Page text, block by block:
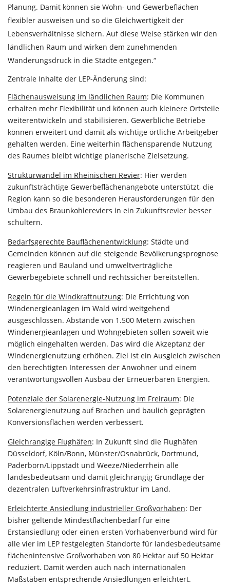
Planung. Damit können sie Wohn- und Gewerbeflächen
flexibler ausweisen und so die Gleichwertigkeit der
Lebensverhältnisse sichern. Auf diese Weise stärken wir den
ländlichen Raum und wirken dem zunehmenden
Wanderungsdruck in die Städte entgegen.“
Zentrale Inhalte der LEP-Änderung sind:
Flächenausweisung im ländlichen Raum: Die Kommunen
erhalten mehr Flexibilität und können auch kleinere Ortsteile
weiterentwickeln und stabilisieren. Gewerbliche Betriebe
können erweitert und damit als wichtige örtliche Arbeitgeber
gehalten werden. Eine weiterhin flächensparende Nutzung
des Raumes bleibt wichtige planerische Zielsetzung.
Strukturwandel im Rheinischen Revier: Hier werden
zukunftsträchtige Gewerbeflächenangebote unterstützt, die
Region kann so die besonderen Herausforderungen für den
Umbau des Braunkohlereviers in ein Zukunftsrevier besser
schultern.
Bedarfsgerechte Bauflächenentwicklung: Städte und
Gemeinden können auf die steigende Bevölkerungsprognose
reagieren und Bauland und umweltverträgliche
Gewerbegebiete schnell und rechtssicher bereitstellen.
Regeln für die Windkraftnutzung: Die Errichtung von
Windenergieanlagen im Wald wird weitgehend
ausgeschlossen. Abstände von 1.500 Metern zwischen
Windenergieanlagen und Wohngebieten sollen soweit wie
möglich eingehalten werden. Das wird die Akzeptanz der
Windenergienutzung erhöhen. Ziel ist ein Ausgleich zwischen
den berechtigten Interessen der Anwohner und einem
verantwortungsvollen Ausbau der Erneuerbaren Energien.
Potenziale der Solarenergie-Nutzung im Freiraum: Die
Solarenergienutzung auf Brachen und baulich geprägten
Konversionsflächen werden verbessert.
Gleichrangige Flughäfen: In Zukunft sind die Flughäfen
Düsseldorf, Köln/Bonn, Münster/Osnabrück, Dortmund,
Paderborn/Lippstadt und Weeze/Niederrhein alle
landesbedeutsam und damit gleichrangig Grundlage der
dezentralen Luftverkehrsinfrastruktur im Land.
Erleichterte Ansiedlung industrieller Großvorhaben: Der
bisher geltende Mindestflächenbedarf für eine
Erstansiedlung oder einen ersten Vorhabenverbund wird für
alle vier im LEP festgelegten Standorte für landesbedeutsame
flächenintensive Großvorhaben von 80 Hektar auf 50 Hektar
reduziert. Damit werden auch nach internationalen
Maßstäben entsprechende Ansiedlungen erleichtert.